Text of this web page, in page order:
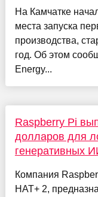
На Камчатке
места запуска
производства,
год. Об этом
Energy...
Raspberry Pi
долларов для
генеративных
Компания
HAT+ 2,